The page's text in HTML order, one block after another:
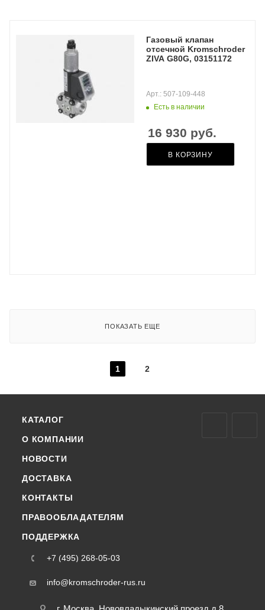
Газовый клапан
отсечной Kromschroder
ZIVA G80G, 03151172
Есть в наличии
Арт.: 507-109-448
16 930 руб.
В КОРЗИНУ
ПОКАЗАТЬ ЕЩЕ
1 2
КАТАЛОГ
О КОМПАНИИ
НОВОСТИ
ДОСТАВКА
КОНТАКТЫ
ПРАВООБЛАДАТЕЛЯМ
ПОДДЕРЖКА
+7 (495) 268-05-03
info@kromschroder-rus.ru